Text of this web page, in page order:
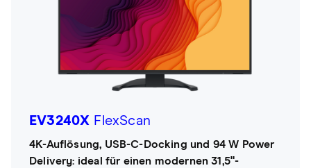
EV3240X FlexScan
4K-Auflösung, USB-C-Docking und 94 W Power
Delivery: ideal für einen modernen 31,5"-